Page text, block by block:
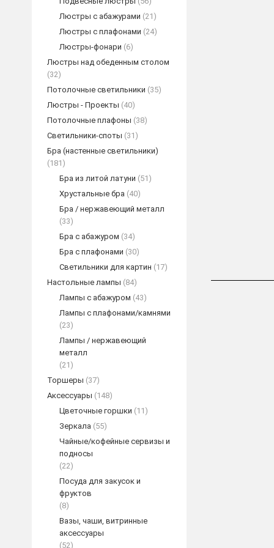
Люстры с абажурами (21)
Люстры с плафонами (24)
Люстры-фонари (6)
Люстры над обеденным столом
(32)
Потолочные светильники (35)
Люстры - Проекты (40)
Потолочные плафоны (38)
Светильники-споты (31)
Бра (настенные светильники)
(181)
Бра из литой латуни (51)
Хрустальные бра (40)
Бра / нержавеющий металл
(33)
Бра с абажуром (34)
Бра с плафонами (30)
Светильники для картин (17)
Настольные лампы (84)
Лампы с абажуром (43)
Лампы с плафонами/камнями
(23)
Лампы / нержавеющий
металл
(21)
Торшеры (37)
Аксессуары (148)
Цветочные горшки (11)
Зеркала (55)
Чайные/кофейные сервизы и
подносы
(22)
Посуда для закусок и
фруктов
(8)
Вазы, чаши, витринные
аксессуары
(52)